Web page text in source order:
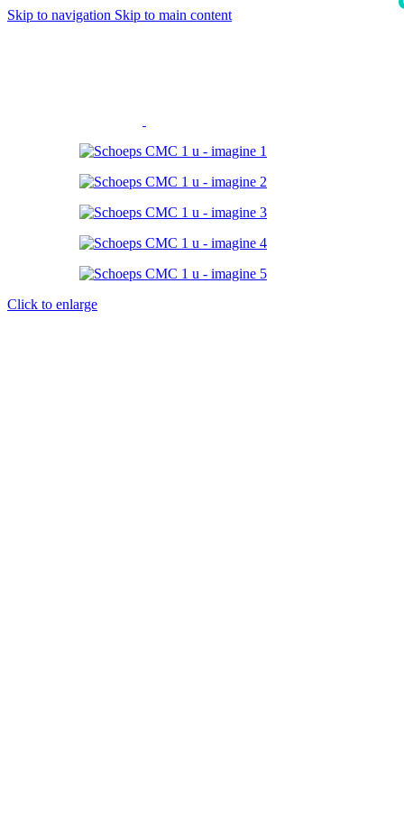
Skip to navigation Skip to main content
Click to enlarge